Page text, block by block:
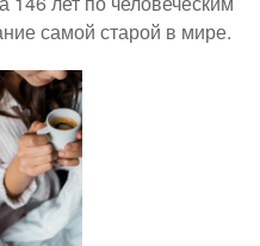
самой старой в мире.